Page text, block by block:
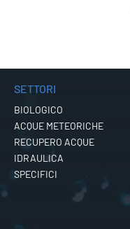
SETTORI
BIOLOGICO
ACQUE METEORICHE
RECUPERO ACQUE
IDRAULICA
SPECIFICI